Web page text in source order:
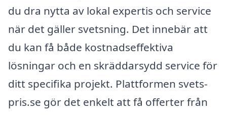
du dra nytta av lokal expertis och service
när det gäller svetsning. Det innebär att
du kan få både kostnadseffektiva
lösningar och en skräddarsydd service för
ditt specifika projekt. Plattformen svets-
pris.se gör det enkelt att få offerter från